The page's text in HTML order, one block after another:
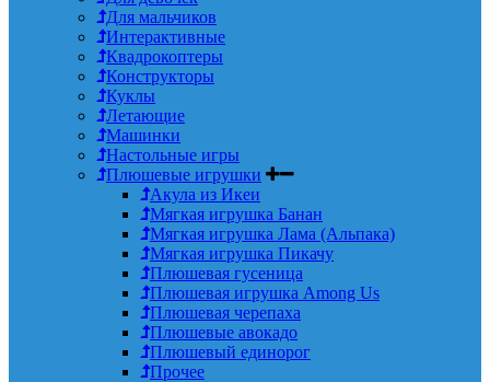
Для мальчиков
Интерактивные
Квадрокоптеры
Конструкторы
Куклы
Летающие
Машинки
Настольные игры
Плюшевые игрушки
Акула из Икеи
Мягкая игрушка Банан
Мягкая игрушка Лама (Альпака)
Мягкая игрушка Пикачу
Плюшевая гусеница
Плюшевая игрушка Among Us
Плюшевая черепаха
Плюшевые авокадо
Плюшевый единорог
Прочее